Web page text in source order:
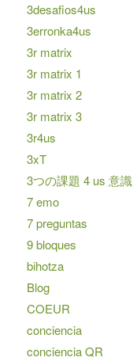
3desafios4us
3erronka4us
3r matrix
3r matrix 1
3r matrix 2
3r matrix 3
3r4us
3xT
3つの課題 4 us 意識
7 emo
7 preguntas
9 bloques
bihotza
Blog
COEUR
conciencia
conciencia QR